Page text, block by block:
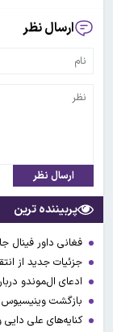
ارسال نظر
ارسال نظر
پربیننده ترین
فغانی داور فینال
جزئیات جدید از
ادعای ال‌‍موندو درباره فینال
بازگشت وینیسیوس
کنایه‌های علی دایی